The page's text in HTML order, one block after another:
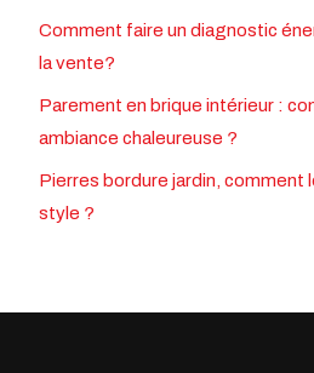
Comment faire un diagnostic
la vente?
Parement en brique intérieur :
ambiance chaleureuse ?
Pierres bordure jardin, comment
style ?